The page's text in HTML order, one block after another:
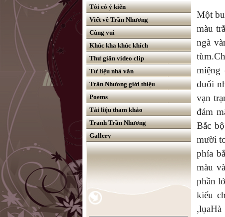
Tôi có ý kiến
Viết về Trần Nhương
Cùng vui
Khúc kha khúc khích
Thư giãn video clip
Tư liệu nhà văn
Trần Nhương giới thiệu
Poems
Tài liệu tham khảo
Tranh Trần Nhương
Gallery
Một
màu
ngà
miệng
đuổi
vạn
đám
Bắc
mười
phía
màu
phần
kiểu